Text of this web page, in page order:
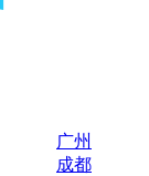
广州
成都